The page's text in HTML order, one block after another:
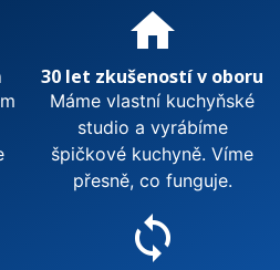
home
30 let zkušeností v oboru
Máme vlastní kuchyňské
studio a vyrábíme
špičkové kuchyně. Víme
přesně, co funguje.
sync